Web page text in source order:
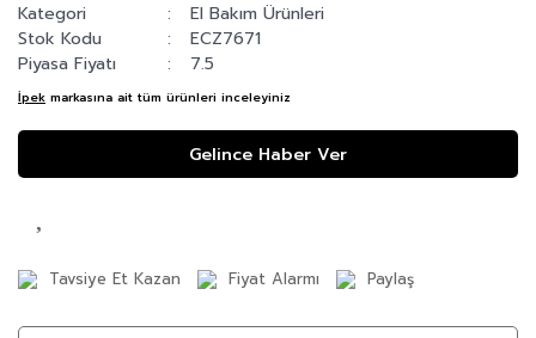
Kategori
El Bakım Ürünleri
Stok Kodu
ECZ7671
Piyasa Fiyatı
7.5
İpek markasına ait tüm ürünleri inceleyiniz
Gelince Haber Ver
Tavsiye Et Kazan Fiyat Alarmı Paylaş